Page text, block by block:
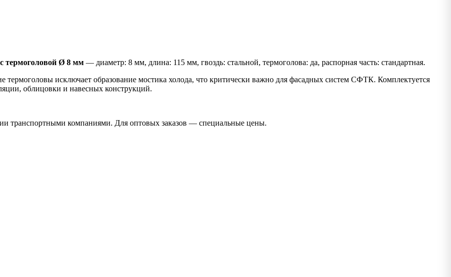
термоголовой Ø 8 мм — диаметр: 8 мм, длина: 115 мм, гвоздь: стальной, термоголова: да, распорная часть: стандартная.
исключает образование мостика холода, что критически важно для фасадных систем СФТК. Комплектуется
облицовки и навесных конструкций.
транспортными компаниями. Для оптовых заказов — специальные цены.